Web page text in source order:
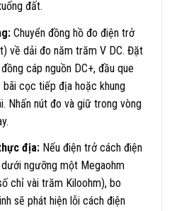
đất.
Chuyển đồng hồ đo điện trở
về dải đo năm trăm V DC. Đặt
cáp nguồn DC+, đầu que
cọc tiếp địa hoặc khung
Nhấn nút đo và giữ trong vòng
địa:Nếu điện trở cách điện
ngưỡng một Megaohm
chỉ vài trăm Kiloohm), bo
sẽ phát hiện lỗi cách điện